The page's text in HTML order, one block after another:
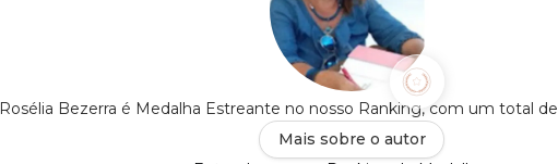
Rosélia Bezerra é Medalha Estreante no nosso Ranking, com um total de
Mais sobre o autor